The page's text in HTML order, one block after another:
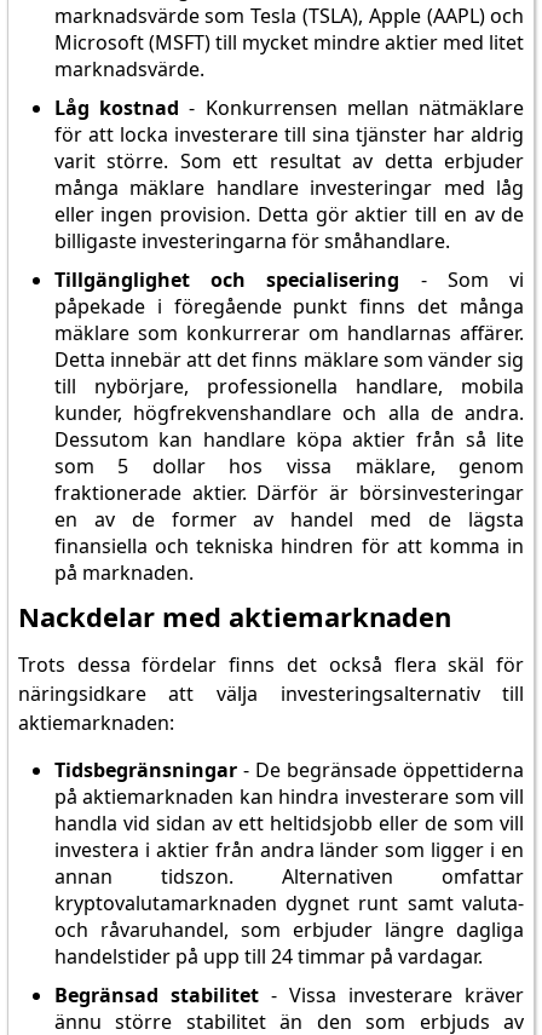
marknadsvärde som Tesla (TSLA), Apple (AAPL) och
Microsoft (MSFT) till mycket mindre aktier med litet
marknadsvärde.
Låg kostnad - Konkurrensen mellan nätmäklare
för att locka investerare till sina tjänster har aldrig
varit större. Som ett resultat av detta erbjuder
många mäklare handlare investeringar med låg
eller ingen provision. Detta gör aktier till en av de
billigaste investeringarna för småhandlare.
Tillgänglighet och specialisering - Som vi
påpekade i föregående punkt finns det många
mäklare som konkurrerar om handlarnas affärer.
Detta innebär att det finns mäklare som vänder sig
till nybörjare, professionella handlare, mobila
kunder, högfrekvenshandlare och alla de andra.
Dessutom kan handlare köpa aktier från så lite
som 5 dollar hos vissa mäklare, genom
fraktionerade aktier. Därför är börsinvesteringar
en av de former av handel med de lägsta
finansiella och tekniska hindren för att komma in
på marknaden.
Nackdelar med aktiemarknaden
Trots dessa fördelar finns det också flera skäl för
näringsidkare att välja investeringsalternativ till
aktiemarknaden:
Tidsbegränsningar- De begränsade öppettiderna
på aktiemarknaden kan hindra investerare som vill
handla vid sidan av ett heltidsjobb eller de som vill
investera i aktier från andra länder som ligger i en
annan tidszon. Alternativen omfattar
kryptovalutamarknaden dygnet runt samt valuta-
och råvaruhandel, som erbjuder längre dagliga
handelstider på upp till 24 timmar på vardagar.
Begränsad stabilitet- Vissa investerare kräver
ännu större stabilitet än den som erbjuds av